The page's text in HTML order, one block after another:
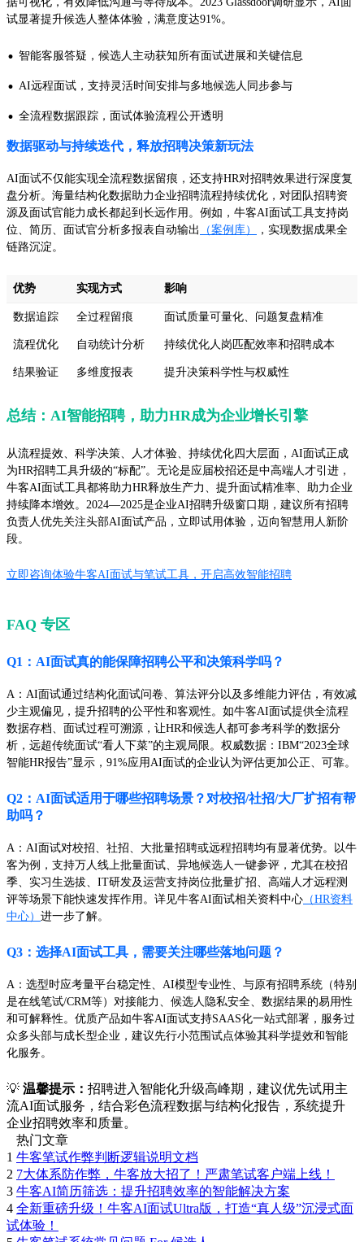
试显著提升候选人整体体验，满意度达91%。
· 智能客服答疑，候选人主动获知所有面试进展和关键信息
· AI远程面试，支持灵活时间安排与多地候选人同步参与
· 全流程数据跟踪，面试体验流程公开透明
数据驱动与持续迭代，释放招聘决策新玩法
AI面试不仅能实现全流程数据留痕，还支持HR对招聘效果进行深度复
盘分析。海量结构化数据助力企业招聘流程持续优化，对团队招聘资
源及面试官能力成长都起到长远作用。例如，牛客AI面试工具支持岗
位、简历、面试官分析多报表自动输出
（案例库）
，实现数据成果全
链路沉淀。
优势 实现方式 影响
数据追踪 全过程留痕 面试质量可量化、问题复盘精准
流程优化 自动统计分析 持续优化人岗匹配效率和招聘成本
结果验证 多维度报表 提升决策科学性与权威性
总结：AI智能招聘，助力HR成为企业增长引擎
从流程提效、科学决策、人才体验、持续优化四大层面，AI面试正成
为HR招聘工具升级的“标配”。无论是应届校招还是中高端人才引进，
牛客AI面试工具都将助力HR释放生产力、提升面试精准率、助力企业
持续降本增效。2024—2025是企业AI招聘升级窗口期，建议所有招聘
负责人优先关注头部AI面试产品，立即试用体验，迈向智慧用人新阶
段。
立即咨询体验牛客AI面试与笔试工具，开启高效智能招聘
FAQ 专区
Q1：AI面试真的能保障招聘公平和决策科学吗？
A：AI面试通过结构化面试问卷、算法评分以及多维能力评估，有效减
少主观偏见，提升招聘的公平性和客观性。如牛客AI面试提供全流程
数据存档、面试过程可溯源，让HR和候选人都可参考科学的数据分
析，远超传统面试“看人下菜”的主观局限。权威数据：IBM“2023全球
智能HR报告”显示，91%应用AI面试的企业认为评估更加公正、可靠。
Q2：AI面试适用于哪些招聘场景？对校招/社招/大厂扩招有帮
助吗？
A：AI面试对校招、社招、大批量招聘或远程招聘均有显著优势。以牛
客为例，支持万人线上批量面试、异地候选人一键参评，尤其在校招
季、实习生选拔、IT研发及运营支持岗位批量扩招、高端人才远程测
评等场景下能快速发挥作用。详见牛客AI面试相关资料中心 （HR资料
中心） 进一步了解。
Q3：选择AI面试工具，需要关注哪些落地问题？
A：选型时应考量平台稳定性、AI模型专业性、与原有招聘系统（特别
是在线笔试/CRM等）对接能力、候选人隐私安全、数据结果的易用性
和可解释性。优质产品如牛客AI面试支持SAAS化一站式部署，服务过
众多头部与成长型企业，建议先行小范围试点体验其科学提效和智能
化服务。
💡 温馨提示： 招聘进入智能化升级高峰期，建议优先试用主
流AI面试服务，结合彩色流程数据与结构化报告，系统提升
企业招聘效率和质量。
热门文章
1 牛客笔试作弊判断逻辑说明文档
2 7大体系防作弊，牛客放大招了！严肃笔试客户端上线！
3 牛客AI简历筛选：提升招聘效率的智能解决方案
4 全新重磅升级！牛客AI面试Ultra版，打造“真人级”沉浸式面
试体验！